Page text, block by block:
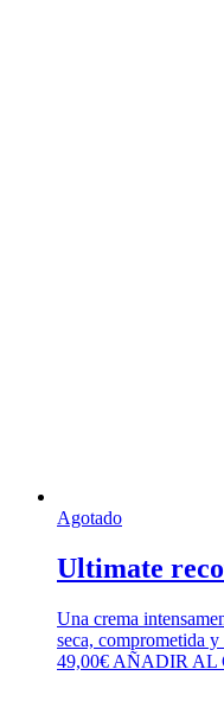
Agotado
Ultimate
Una crema
seca, comprometida
49,00€ AÑADIR AL